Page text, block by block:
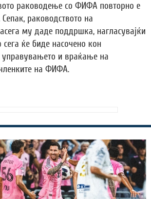
раководење со ФИФА повторно е
раководството на
му даде поддршка, нагласувајќи
ќе биде насочено кон
и враќање на
на ФИФА.